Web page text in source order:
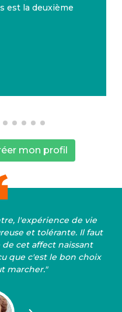
est la deuxième
mon profil
l'expérience de vie
et tolérante. Il faut
cet affect naissant
que c'est le bon choix
marcher."